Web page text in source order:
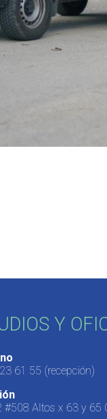
Y
61 55 (recepción)
#508 Altos x 63 y 65